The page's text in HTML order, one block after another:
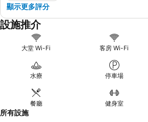
顯示更多評分
設施推介
大堂 Wi-Fi 客房 Wi-Fi
水療 停車場
餐廳 健身室
所有設施